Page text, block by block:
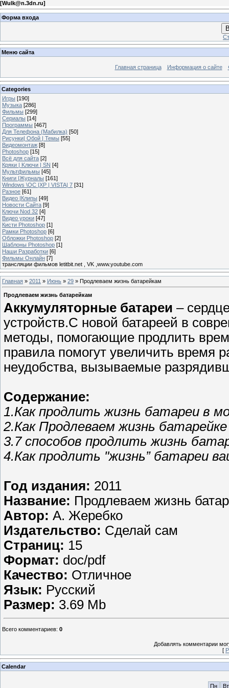
[Wulk@n.3dn.ru]
Форма входа
Меню сайта
Главная страница Информация о сайте
Categories
Игры [190]
Музыка [286]
Фильмы [299]
Сериалы [14]
Программы [467]
Для Телефона (Мабилка) [50]
Рисунки| Обой | Темы [55]
Видеомонтаж [8]
Photoshop [15]
Всё для сайта [2]
Кряки | Kлючи | SN [4]
Мультфильмы [45]
Книги |Журналы [161]
Windows \OC |XP | VISTA| 7 [31]
Разное [61]
Видео |Клипы [49]
Новости Сайта [9]
Ключи Nod 32 [4]
Видео уроки [47]
Кисти Photoshop [1]
Рамки Photoshop [6]
Обложки Photoshop [2]
Шаблоны Photoshop [1]
Наши Разработки [6]
Фильмы Онлайн [7]
трансляции фильмов letitbit.net , VK ,www.youtube.com
Главная » 2011 » Июнь » 29 » Продлеваем жизнь батарейкам
Продлеваем жизнь батарейкам
Аккумуляторные батареи –
устройств.С новой батареей в
методы, помогающие продлить
правила помогут увеличить время
неудобства, вызываемые
Содержание:
1.Как продлить жизнь батареи в
2.Как Продлеваем жизнь
3.7 способов продлить жизнь
4.Как продлить "жизнь” батареи
Год издания: 2011
Название: Продлеваем жизнь
Автор: А. Жеребко
Издательство: Сделай сам
Страниц: 15
Формат: doc/pdf
Качество: Отличное
Язык: Русский
Размер: 3.69 Mb
Всего комментариев: 0
Добавлять комментарии
[
Calendar
Пн Вт